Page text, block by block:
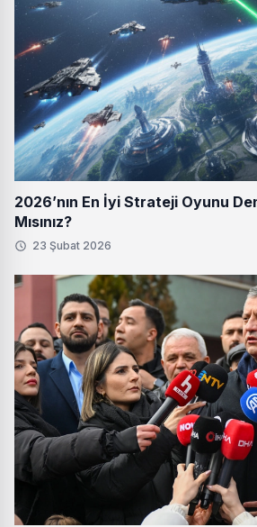
2026’nın En İyi Strateji Oyunu
Mısınız?
23 Şubat 2026